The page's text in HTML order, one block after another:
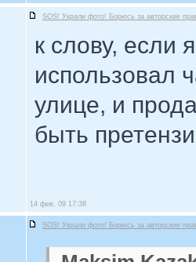
SOS! Украли фото! Борюсь за авторские
к слову, если
использовал
улице, и
быть
14 фев, 09 17:38
SOS! Украли фото! Борюсь за авторские